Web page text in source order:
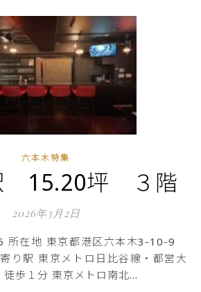
六本木特集
15.20坪 ３階
2026年3月2日
り駅 東京メトロ日比谷線・都営大
徒歩１分 東京メトロ南北…